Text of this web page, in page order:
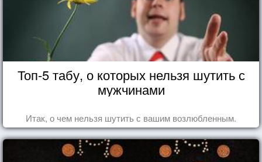
Топ-5 табу, о которых нельзя шутить с
мужчинами
Итак, о чем нельзя шутить с вашим возлюбленным.